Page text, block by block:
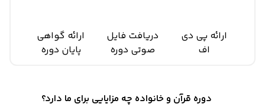
ارائه پی دی
اف
دریافت فایل
صوتی دوره
ارائه گواهی
پایان دوره
دوره قرآن و خانواده چه مزایایی برای ما دارد؟